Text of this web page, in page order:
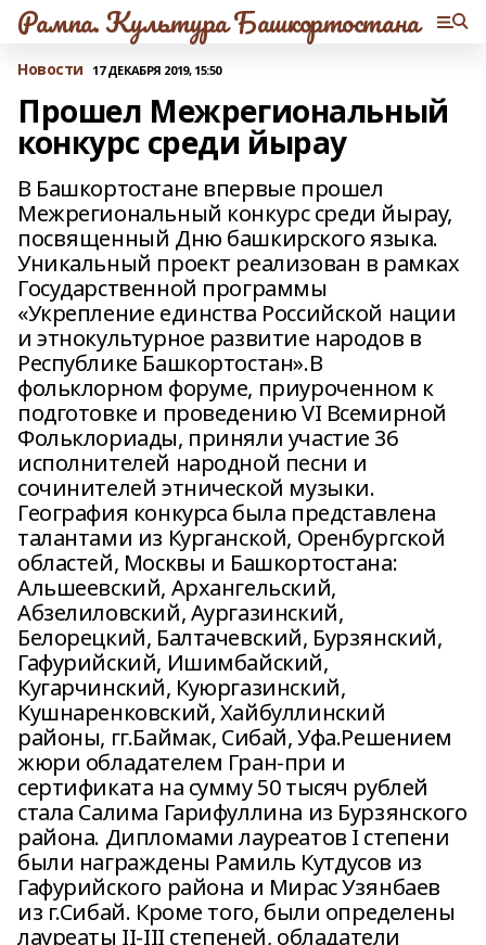
Рампа. Культура Башкортостана
Новости 17 ДЕКАБРЯ 2019, 15:50
Прошел Межрегиональный
конкурс среди йырау
В Башкортостане впервые прошел
Межрегиональный конкурс среди йырау,
посвященный Дню башкирского языка.
Уникальный проект реализован в рамках
Государственной программы
«Укрепление единства Российской нации
и этнокультурное развитие народов в
Республике Башкортостан».В
фольклорном форуме, приуроченном к
подготовке и проведению VI Всемирной
Фольклориады, приняли участие 36
исполнителей народной песни и
сочинителей этнической музыки.
География конкурса была представлена
талантами из Курганской, Оренбургской
областей, Москвы и Башкортостана:
Альшеевский, Архангельский,
Абзелиловский, Аургазинский,
Белорецкий, Балтачевский, Бурзянский,
Гафурийский, Ишимбайский,
Кугарчинский, Куюргазинский,
Кушнаренковский, Хайбуллинский
районы, гг.Баймак, Сибай, Уфа.Решением
жюри обладателем Гран-при и
сертификата на сумму 50 тысяч рублей
стала Салима Гарифуллина из Бурзянского
района. Дипломами лауреатов I степени
были награждены Рамиль Кутдусов из
Гафурийского района и Мирас Узянбаев
из г.Сибай. Кроме того, были определены
лауреаты II-III степеней, обладатели